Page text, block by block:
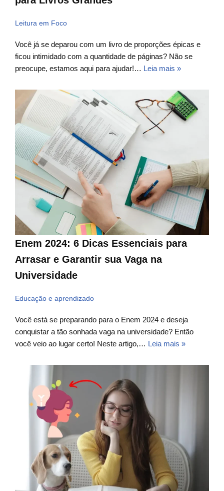
Leitura em Foco
Você já se deparou com um livro de proporções épicas e
ficou intimidado com a quantidade de páginas? Não se
preocupe, estamos aqui para ajudar!… Leia mais »
Enem 2024: 6 Dicas Essenciais para
Arrasar e Garantir sua Vaga na
Universidade
Educação e aprendizado
Você está se preparando para o Enem 2024 e deseja
conquistar a tão sonhada vaga na universidade? Então
você veio ao lugar certo! Neste artigo,… Leia mais »